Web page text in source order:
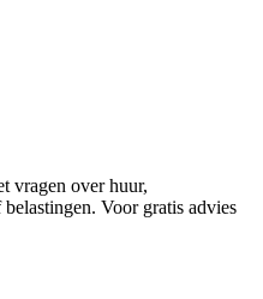
vragen over huur,
Voor gratis advies